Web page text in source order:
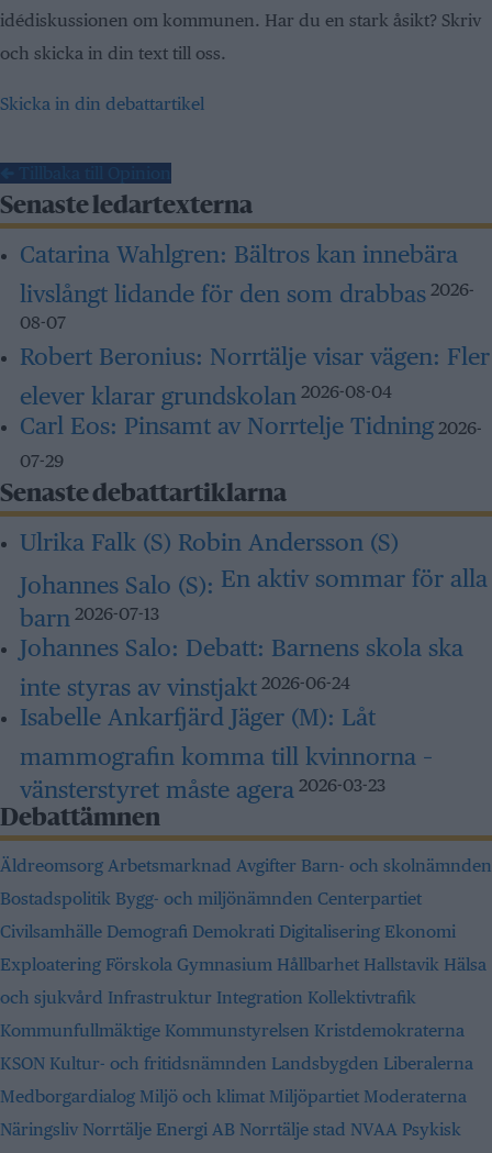
idédiskussionen om kommunen. Har du en stark åsikt? Skriv
och skicka in din text till oss.
Skicka in din debattartikel
Senaste ledartexterna
Catarina Wahlgren: Bältros kan innebära
livslångt lidande för den som drabbas 2026-
08-07
Robert Beronius: Norrtälje visar vägen: Fler
elever klarar grundskolan 2026-08-04
Carl Eos: Pinsamt av Norrtelje Tidning 2026-
07-29
Senaste debattartiklarna
Ulrika Falk (S) Robin Andersson (S)
Johannes Salo (S): En aktiv sommar för alla
barn 2026-07-13
Johannes Salo: Debatt: Barnens skola ska
inte styras av vinstjakt 2026-06-24
Isabelle Ankarfjärd Jäger (M): Låt
mammografin komma till kvinnorna –
vänsterstyret måste agera 2026-03-23
Debattämnen
Äldreomsorg Arbetsmarknad Avgifter Barn- och skolnämnden
Bostadspolitik Bygg- och miljönämnden Centerpartiet
Civilsamhälle Demografi Demokrati Digitalisering Ekonomi
Exploatering Förskola Gymnasium Hållbarhet Hallstavik Hälsa
och sjukvård Infrastruktur Integration Kollektivtrafik
Kommunfullmäktige Kommunstyrelsen Kristdemokraterna
KSON Kultur- och fritidsnämnden Landsbygden Liberalerna
Medborgardialog Miljö och klimat Miljöpartiet Moderaterna
Näringsliv Norrtälje Energi AB Norrtälje stad NVAA Psykisk